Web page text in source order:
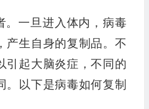
。一旦进入体内，病毒
产生自身的复制品。不
引起大脑炎症，不同的
。以下是病毒如何复制